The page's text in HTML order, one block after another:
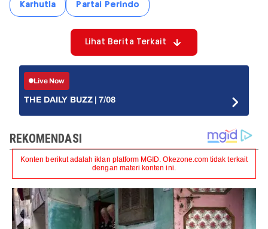
Karhutla Partai Perindo
Lihat Berita Terkait
Live Now
THE DAILY BUZZ | 7/08